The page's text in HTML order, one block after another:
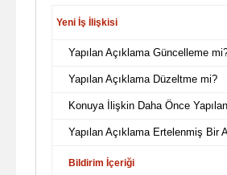
Yeni İş İlişkisi
Yapılan Açıklama Güncelleme
Yapılan Açıklama Düzeltme mi?
Konuya İlişkin Daha Önce
Yapılan Açıklama Ertelenmiş Bir
Bildirim İçeriği